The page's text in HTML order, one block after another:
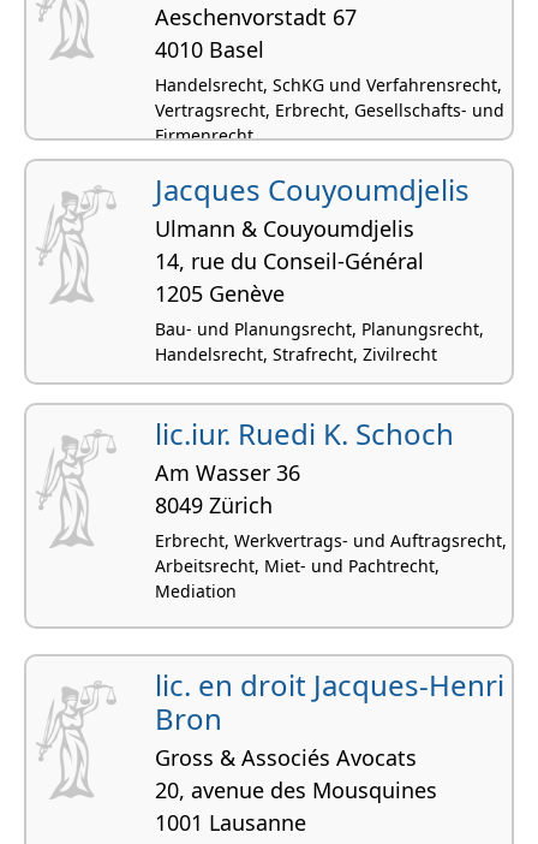
Aeschenvorstadt 67
4010 Basel
Handelsrecht, SchKG und Verfahrensrecht,
Vertragsrecht, Erbrecht, Gesellschafts- und
Firmenrecht
Jacques Couyoumdjelis
Ulmann & Couyoumdjelis
14, rue du Conseil-Général
1205 Genève
Bau- und Planungsrecht, Planungsrecht,
Handelsrecht, Strafrecht, Zivilrecht
lic.iur. Ruedi K. Schoch
Am Wasser 36
8049 Zürich
Erbrecht, Werkvertrags- und Auftragsrecht,
Arbeitsrecht, Miet- und Pachtrecht,
Mediation
lic. en droit Jacques-Henri
Bron
Gross & Associés Avocats
20, avenue des Mousquines
1001 Lausanne